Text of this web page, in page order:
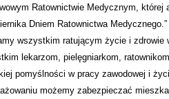
Ratownictwie Medycznym, której
Dniem Ratownictwa
wszystkim ratującym życie i
lekarzom, pielęgniarkom,
pomyślności w pracy zawodowej i
możemy zabezpieczać